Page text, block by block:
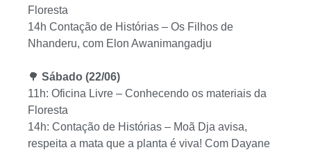
Floresta
14h Contação de Histórias – Os Filhos de
Nhanderu, com Elon Awanimangadju
🌳 Sábado (22/06)
11h: Oficina Livre – Conhecendo os materiais da
Floresta
14h: Contação de Histórias – Moã Dja avisa,
respeita a mata que a planta é viva! Com Dayane